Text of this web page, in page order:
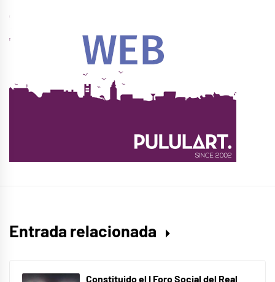
Entrada relacionada
Constituido el I Foro Social del Real